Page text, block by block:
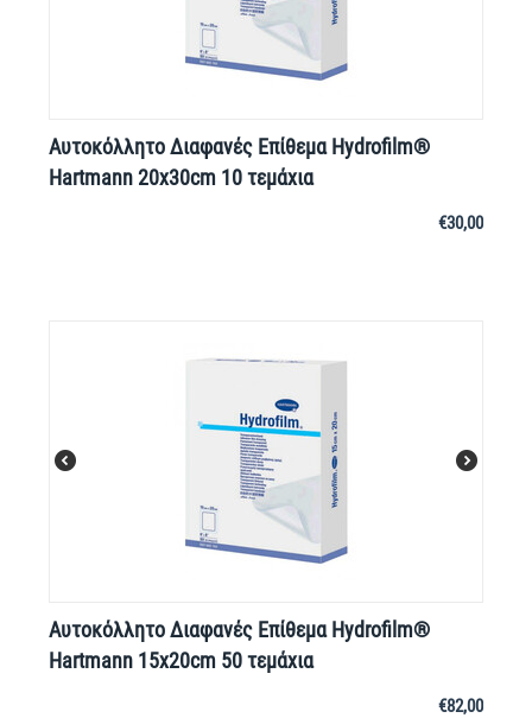
Αυτοκόλλητο Διαφανές Επίθεμα Hydrofilm®
Hartmann 20x30cm 10 τεμάχια
€30,00
Αυτοκόλλητο Διαφανές Επίθεμα Hydrofilm®
Hartmann 15x20cm 50 τεμάχια
€82,00